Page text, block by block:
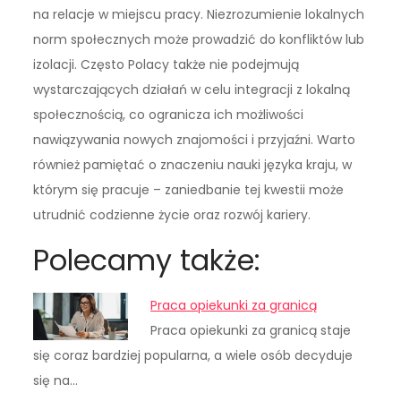
na relacje w miejscu pracy. Niezrozumienie lokalnych
norm społecznych może prowadzić do konfliktów lub
izolacji. Często Polacy także nie podejmują
wystarczających działań w celu integracji z lokalną
społecznością, co ogranicza ich możliwości
nawiązywania nowych znajomości i przyjaźni. Warto
również pamiętać o znaczeniu nauki języka kraju, w
którym się pracuje – zaniedbanie tej kwestii może
utrudnić codzienne życie oraz rozwój kariery.
Polecamy także:
Praca opiekunki za granicą
Praca opiekunki za granicą staje
się coraz bardziej popularna, a wiele osób decyduje
się na…